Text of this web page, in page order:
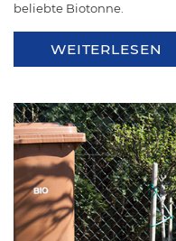
beliebte Biotonne.
WEITERLESEN